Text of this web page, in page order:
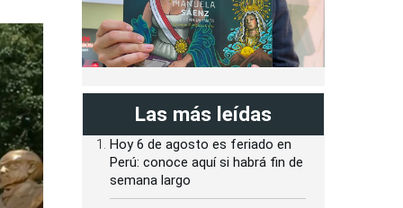
Las más leídas
Hoy 6 de agosto es feriado en
Perú: conoce aquí si habrá fin de
semana largo